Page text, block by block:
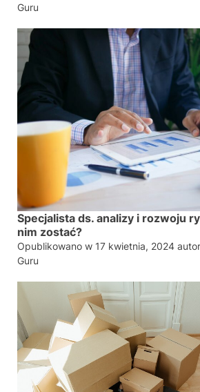
Guru
Specjalista ds. analizy i rozwoju
nim zostać?
Opublikowano w 17 kwietnia, 2024
Guru